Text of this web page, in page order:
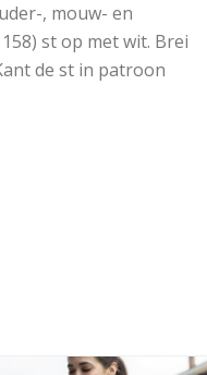
, mouw- en
st op met wit. Brei
de st in patroon